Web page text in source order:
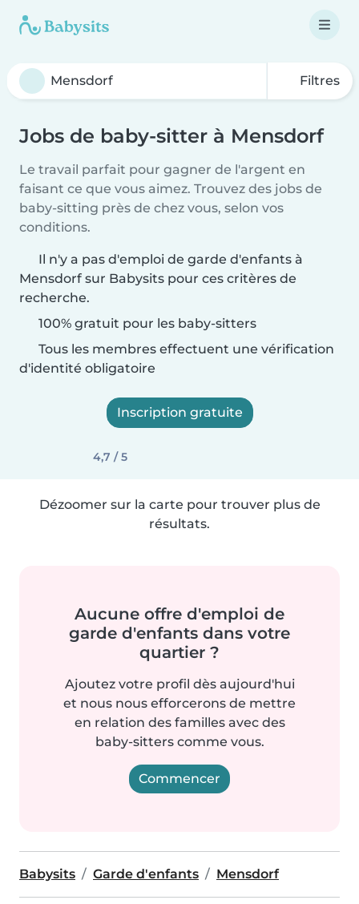
Filtres
Jobs de baby-sitter à Mensdorf
Le travail parfait pour gagner de l'argent en
faisant ce que vous aimez. Trouvez des jobs de
baby-sitting près de chez vous, selon vos
conditions.
Il n'y a pas d'emploi de garde d'enfants à
Mensdorf sur Babysits pour ces critères de
recherche.
100% gratuit pour les baby-sitters
Tous les membres effectuent une vérification
d'identité obligatoire
Inscription gratuite
4,7 / 5
Dézoomer sur la carte pour trouver plus de
résultats.
Aucune offre d'emploi de
garde d'enfants dans votre
quartier ?
Ajoutez votre profil dès aujourd'hui
et nous nous efforcerons de mettre
en relation des familles avec des
baby-sitters comme vous.
Commencer
Babysits Garde d'enfants Mensdorf